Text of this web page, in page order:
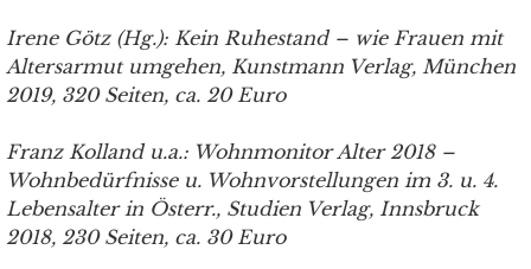
Irene Götz (Hg.): Kein Ruhestand – wie Frauen mit
Altersarmut umgehen, Kunstmann Verlag, München
2019, 320 Seiten, ca. 20 Euro
Franz Kolland u.a.: Wohnmonitor Alter 2018 –
Wohnbedürfnisse u. Wohnvorstellungen im 3. u. 4.
Lebensalter in Österr., Studien Verlag, Innsbruck
2018, 230 Seiten, ca. 30 Euro